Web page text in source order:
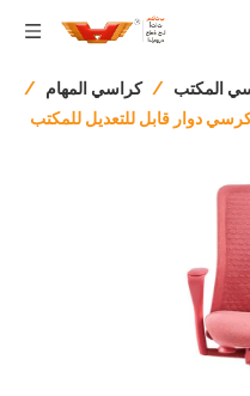
المكتب / كراسي المهام /
دوار قابل للتعديل للمكتب